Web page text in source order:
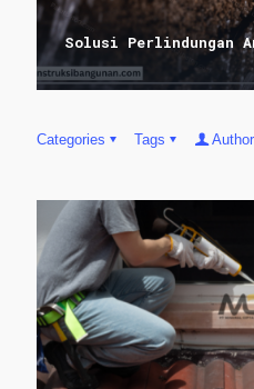
Solusi Perlindungan
Categories Tags